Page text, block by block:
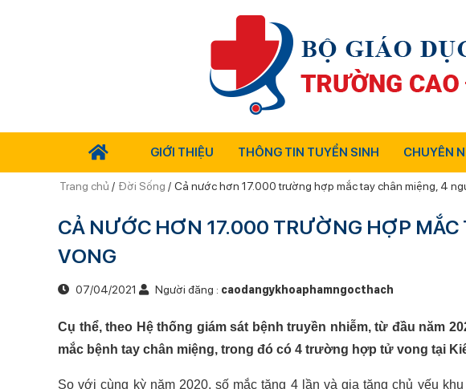
GIỚI THIỆU THÔNG TIN TUYỂN SINH CHUYÊN
Trang chủ / Đời Sống / Cả nước hơn 17.000 trường hợp mắc tay chân miệng, 4
CẢ NƯỚC HƠN 17.000 TRƯỜNG HỢP
VONG
07/04/2021 Người đăng : caodangykhoaphamngocthach
Cụ thể, theo Hệ thống giám sát bệnh truyền nhiễm, từ đầu năm
mắc bệnh tay chân miệng, trong đó có 4 trường hợp tử vong tại
So với cùng kỳ năm 2020, số mắc tăng 4 lần và gia tăng chủ yếu